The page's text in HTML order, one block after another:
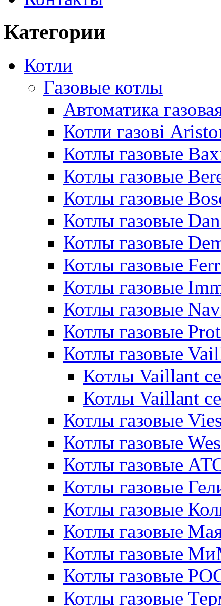
Категории
Котли
Газовые котлы
Автоматика
Котли газові
Котлы газовые
Котлы газовые
Котлы газовые
Котлы газовые
Котлы газовые
Котлы газовые
Котлы газовые
Котлы газовые
Котлы газовые
Котлы газовые
Котлы Vaillant
Котлы Vaillant
Котлы газовые
Котлы газовые
Котлы газовые
Котлы газовые
Котлы газовые
Котлы газовые
Котлы газовые
Котлы газовые
Котлы газовые